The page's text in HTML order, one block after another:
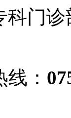
科门诊
：